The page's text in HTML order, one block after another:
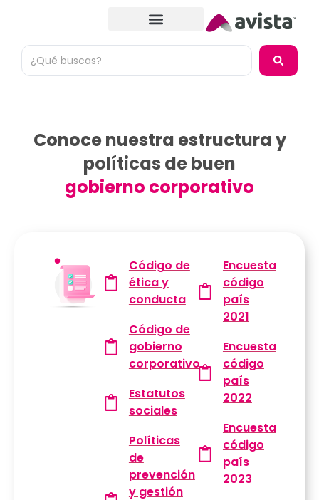
Conoce nuestra estructura y
políticas de buen
gobierno corporativo
Código de
ética y
conducta
Código de
gobierno
corporativo
Estatutos
sociales
Políticas
de
prevención
y gestión
Encuesta
código
país
2021
Encuesta
código
país
2022
Encuesta
código
país
2023